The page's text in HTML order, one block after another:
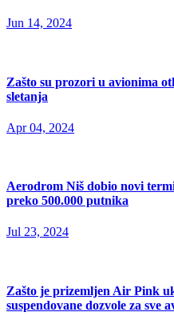
Jun 14, 2024
Zašto su prozori u avionima
sletanja
Apr 04, 2024
Aerodrom Niš dobio novi
preko 500.000 putnika
Jul 23, 2024
Zašto je prizemljen Air Pink
suspendovane dozvole za sve